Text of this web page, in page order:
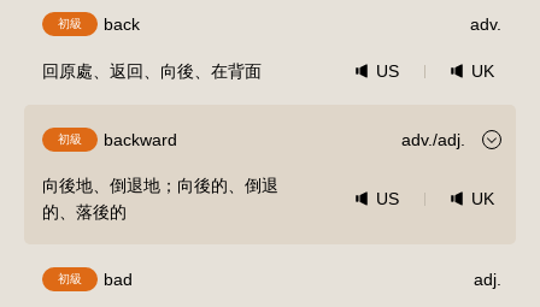
初級 back adv.
回原處、返回、向後、在背面 US UK
初級 backward adv./adj.
向後地、倒退地；向後的、倒退
的、落後的
US UK
初級 bad adj.